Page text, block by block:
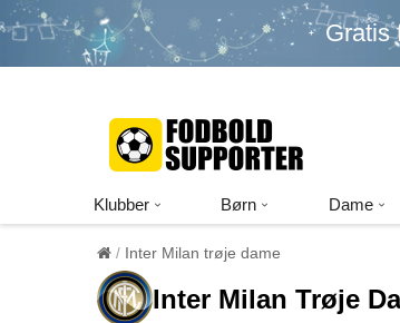
Gratis
Klubber Børn Dame
Inter Milan trøje dame
Inter Milan Trøje